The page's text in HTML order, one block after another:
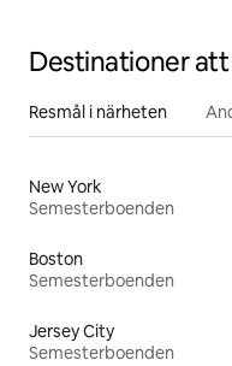
Destinationer
Resmål i närheten
New York
Semesterboenden
Boston
Semesterboenden
Jersey City
Semesterboenden